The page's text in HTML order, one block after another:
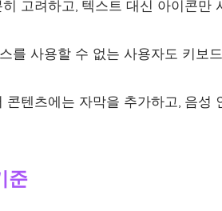
고려하고, 텍스트 대신 아이콘만
를 사용할 수 없는 사용자도 키보
콘텐츠에는 자막을 추가하고, 음성
준